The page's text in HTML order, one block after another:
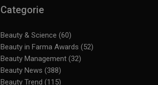
Categorie
Beauty & Science (60)
Beauty in Farma Awards (52)
Beauty Management(32)
Beauty News (388)
Beauty Trend (115)